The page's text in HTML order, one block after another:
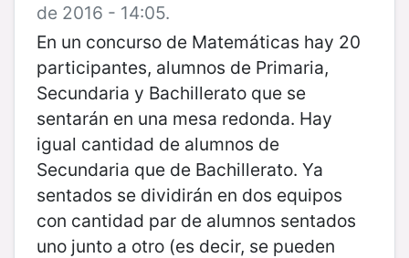
de 2016 - 14:05.
En un concurso de Matemáticas hay 20
participantes, alumnos de Primaria,
Secundaria y Bachillerato que se
sentarán en una mesa redonda. Hay
igual cantidad de alumnos de
Secundaria que de Bachillerato. Ya
sentados se dividirán en dos equipos
con cantidad par de alumnos sentados
uno junto a otro (es decir, se pueden